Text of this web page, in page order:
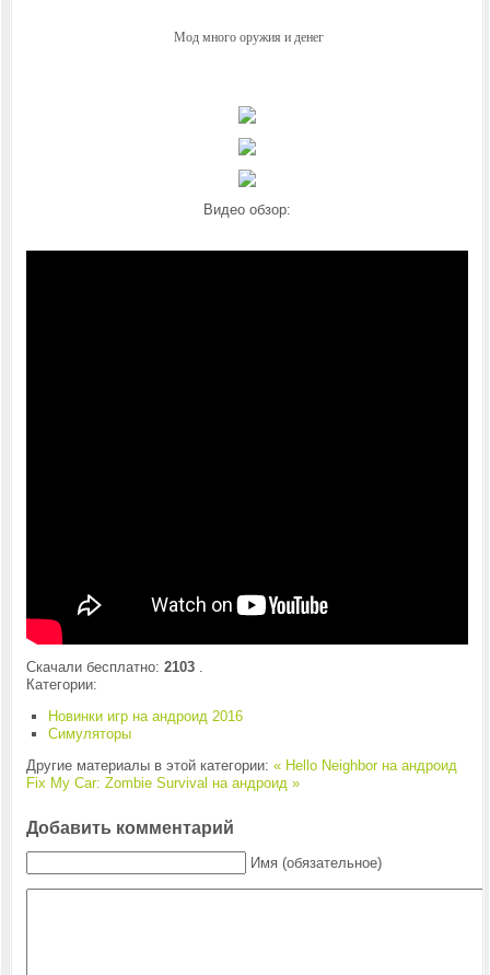
Мод много оружия и денег
Видео обзор:
Скачали бесплатно: 2103.
Категории:
Новинки игр на андроид 2016
Симуляторы
Другие материалы в этой категории: « Hello Neighbor на андроид
Fix My Car: Zombie Survival на андроид »
Добавить комментарий
Имя (обязательное)